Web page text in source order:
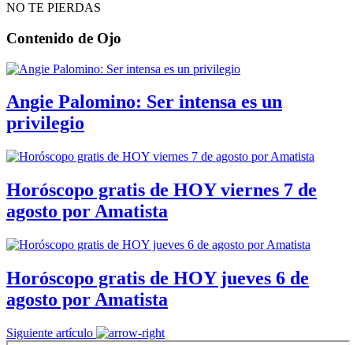
NO TE PIERDAS
Contenido de Ojo
Angie Palomino: Ser intensa es un
privilegio
Horóscopo gratis de HOY viernes 7 de
agosto por Amatista
Horóscopo gratis de HOY jueves 6 de
agosto por Amatista
Siguiente artículo